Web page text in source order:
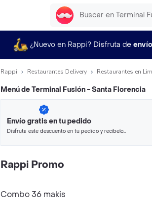
¿Nuevo en Rappi? Disfruta de
Rappi Restaurantes Delivery Restaurantes en
Menú deTerminal Fusión - Santa Florencia
Envío gratis en tu pedido
Disfruta este descuento en tu pedido y recíbelo
Rappi Promo
Combo 36 makis